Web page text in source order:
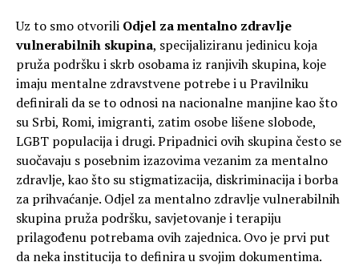
Uz to smo otvorili Odjel za mentalno zdravlje
vulnerabilnih skupina, specijaliziranu jedinicu koja
pruža podršku i skrb osobama iz ranjivih skupina, koje
imaju mentalne zdravstvene potrebe i u Pravilniku
definirali da se to odnosi na nacionalne manjine kao što
su Srbi, Romi, imigranti, zatim osobe lišene slobode,
LGBT populacija i drugi. Pripadnici ovih skupina često se
suočavaju s posebnim izazovima vezanim za mentalno
zdravlje, kao što su stigmatizacija, diskriminacija i borba
za prihvaćanje. Odjel za mentalno zdravlje vulnerabilnih
skupina pruža podršku, savjetovanje i terapiju
prilagođenu potrebama ovih zajednica. Ovo je prvi put
da neka institucija to definira u svojim dokumentima.